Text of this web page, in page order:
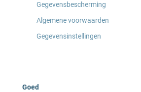
Gegevensbescherming
Algemene voorwaarden
Gegevensinstellingen
Goed